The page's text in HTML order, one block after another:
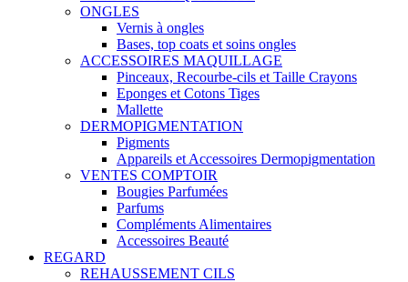
ONGLES
Vernis à ongles
Bases, top coats et soins ongles
ACCESSOIRES MAQUILLAGE
Pinceaux, Recourbe-cils et Taille Crayons
Eponges et Cotons Tiges
Mallette
DERMOPIGMENTATION
Pigments
Appareils et Accessoires Dermopigmentation
VENTES COMPTOIR
Bougies Parfumées
Parfums
Compléments Alimentaires
Accessoires Beauté
REGARD
REHAUSSEMENT CILS